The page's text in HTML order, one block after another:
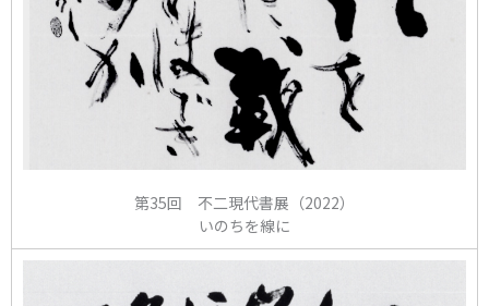
第35回 不二現代書展（2022）
いのちを線に